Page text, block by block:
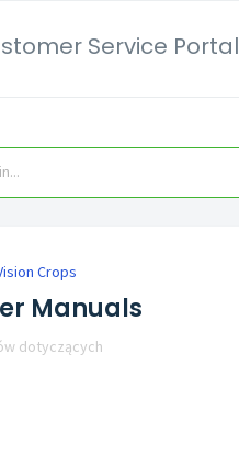
Service Portal
Crops
Manuals
dotyczących